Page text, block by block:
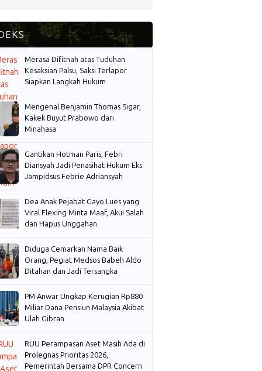
Merasa Difitnah atas Tuduhan
Kesaksian Palsu, Saksi Terlapor
Siapkan Langkah Hukum
Mengenal Benjamin Thomas Sigar,
Kakek Buyut Prabowo dari
Minahasa
Gantikan Hotman Paris, Febri
Diansyah Jadi Penasihat Hukum Eks
Jampidsus Febrie Adriansyah
Dea Anak Pejabat Gayo Lues yang
Viral Flexing Minta Maaf, Akui Salah
dan Hapus Unggahan
Diduga Cemarkan Nama Baik
Orang, Pegiat Medsos Babeh Aldo
Ditahan dan Jadi Tersangka
PM Anwar Ungkap Kerugian Rp880
Miliar Dana Pensiun Malaysia Akibat
Ulah Gibran
RUU Perampasan Aset Masih Ada di
Prolegnas Prioritas 2026,
Pemerintah Bersama DPR Concern